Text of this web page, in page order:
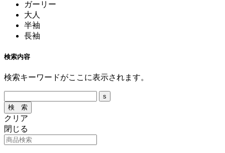
ガーリー
大人
半袖
長袖
検索内容
検索キーワードがここに表示されます。
クリア
閉じる